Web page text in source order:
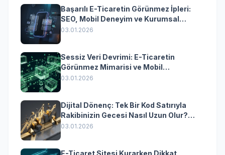
Başarılı E-Ticaretin Görünmez İpleri:
SEO, Mobil Deneyim ve Kurumsal
Yazılımın Kazandıran Senkronizasyonu
03.01.2026
Sessiz Veri Devrimi: E-Ticaretin
Görünmez Mimarisi ve Mobil
Dönüşümün Kurumsal Anahtarı
03.01.2026
Dijital Dönenç: Tek Bir Kod Satırıyla
Rakibinizin Gecesi Nasıl Uzun Olur?
(Kurumsal Yazılımın Güçlü Rolü)
03.01.2026
E-Ticaret Sitesi Kurarken Dikkat